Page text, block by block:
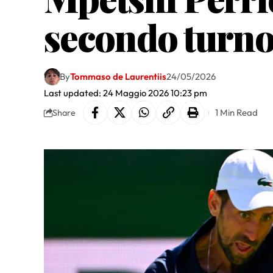
secondo
Last updated: 24 Maggio 2026 10:23 pm
ByTommaso de Laurentiis24/05/2026
Share 1 Min Read